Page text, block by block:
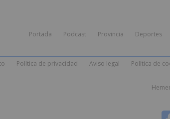
Portada Podcast Provincia Deportes
Política de privacidad Aviso legal Política de